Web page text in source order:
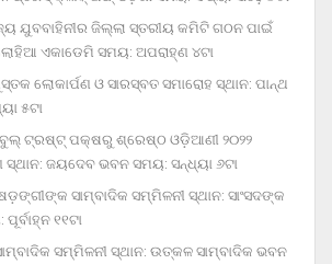
ଯୁବବାହିନୀର ଜିଲ୍ଲା ସ୍ତରୀୟ କମିଟି ଗଠନ ପାଇଁ
ଏକାଡେମି ସମୟ: ଅପରାହ୍‌ଣ ୪ଟା
ଲୋକାର୍ପଣ ଓ ସାରସ୍ବତ ସମାରୋହ ସ୍ଥାନ: ପାନ୍ଥ
୫ଟା
ଟ୍ରଷ୍ଟ୍‌ ପକ୍ଷରୁ ଶ୍ରେଷ୍ଠ ଓଡ଼ିଆଣୀ ୨୦୨୨
ଜୟଦେବ ଭବନ ସମୟ: ସନ୍ଧ୍ୟା ୬ଟା
ଷଡ଼ଙ୍ଗୀଙ୍କ ସାମ୍ବାଦିକ ସମ୍ମିଳନୀ ସ୍ଥାନ: ସାଂସଦଙ୍କ
୧୧ଟା
ସମ୍ମିଳନୀ ସ୍ଥାନ: ଉତ୍କଳ ସାମ୍ବାଦିକ ଭବନ